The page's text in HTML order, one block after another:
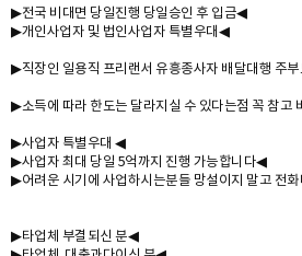
▶전국 비대면 당일진행 당일승인 후 입금◀
▶개인사업자 및 법인사업자 특별우대◀
▶직장인 일용직 프리랜서 유흥종사자 배달대행 주
▶소득에 따라 한도는 달라지실 수 있다는점 꼭 참고
▶사업자 특별우대 ◀
▶사업자 최대 당일 5억까지 진행 가능합니다◀
▶어려운 시기에 사업하시는분들 망설이지 말고 전
▶타업체 부결되신 분◀